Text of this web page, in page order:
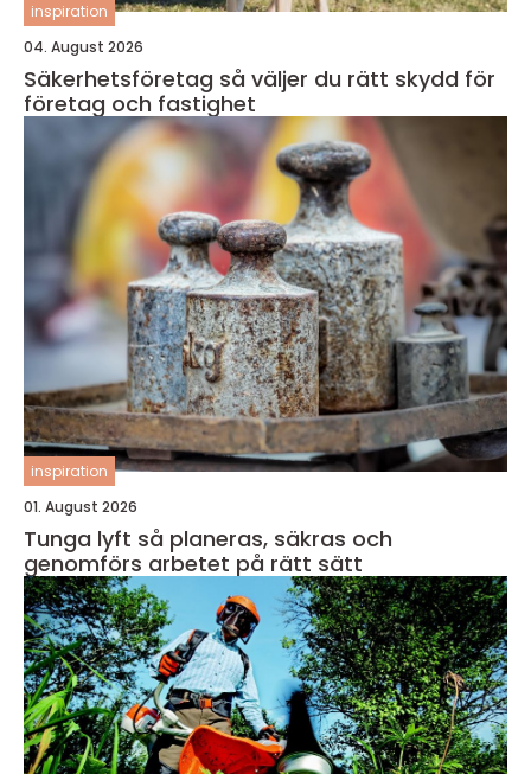
inspiration
04. August 2026
Säkerhetsföretag så väljer du rätt skydd för
företag och fastighet
inspiration
01. August 2026
Tunga lyft så planeras, säkras och
genomförs arbetet på rätt sätt